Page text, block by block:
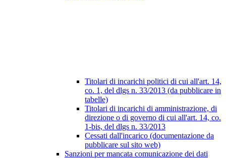
Titolari di incarichi politici di cui all'art. 14,
co. 1, del dlgs n. 33/2013 (da pubblicare in
tabelle)
Titolari di incarichi di amministrazione, di
direzione o di governo di cui all'art. 14, co.
1-bis, del dlgs n. 33/2013
Cessati dall'incarico (documentazione da
pubblicare sul sito web)
Sanzioni per mancata comunicazione dei dati